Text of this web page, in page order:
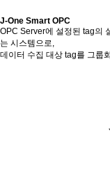
J-One Smart OPC
OPC Server에 설정된 tag의
는 시스템으로,
데이터 수집 대상 tag를 그룹